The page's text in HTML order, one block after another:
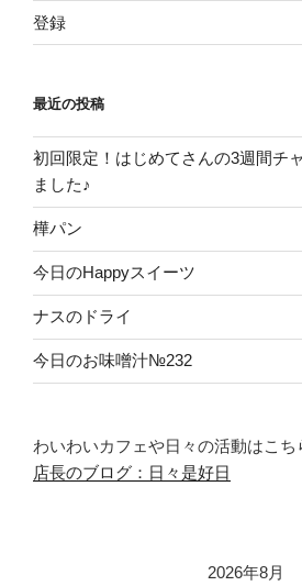
登録
最近の投稿
初回限定！はじめてさんの3週間チ
ました♪
樺パン
今日のHappyスイーツ
ナスのドライ
今日のお味噌汁№232
わいわいカフェや日々の活動はこち
店長のブログ：日々是好日
2026年8月